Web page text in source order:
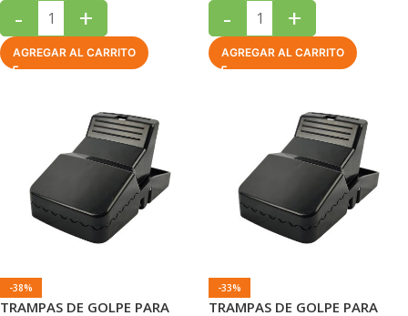
- +
AGREGAR AL CARRITO
- +
AGREGAR AL CARRITO
-38%
TRAMPAS DE GOLPE PARA
-33%
TRAMPAS DE GOLPE PARA